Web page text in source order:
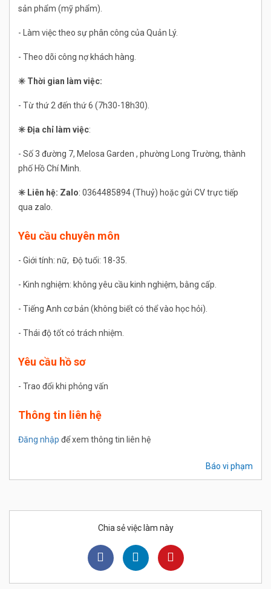
sản phẩm (mỹ phẩm).
- Làm việc theo sự phân công của Quản Lý.
- Theo dõi công nợ khách hàng.
✳ ️ Thời gian làm việc:
- Từ thứ 2 đến thứ 6 (7h30-18h30).
✳️ Địa chỉ làm việc:
- Số 3 đường 7, Melosa Garden , phường Long Trường, thành
phố Hồ Chí Minh.
✳ ️ Liên hệ: Zalo: 0364485894 (Thuỷ) hoặc gửi CV trực tiếp
qua zalo.
Yêu cầu chuyên môn
- Giới tính: nữ, Độ tuổi: 18-35.
- Kinh nghiệm: không yêu cầu kinh nghiệm, bằng cấp.
- Tiếng Anh cơ bản (không biết có thể vào học hỏi).
- Thái độ tốt có trách nhiệm.
Yêu cầu hồ sơ
- Trao đổi khi phỏng vấn
Thông tin liên hệ
Đăng nhập để xem thông tin liên hệ
Báo vi phạm
Chia sẻ việc làm này